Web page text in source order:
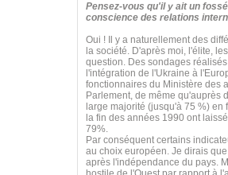
Pensez-vous qu'il y ait un
conscience des relations
Oui ! Il y a naturellement des
la société. D'après moi, l'élite,
question. Des sondages
l'intégration de l'Ukraine à
fonctionnaires du Ministère des
Parlement, de même qu'auprès
large majorité (jusqu'à 75 %)
la fin des années 1990 ont
79%.
Par conséquent certains
au choix européen. Je dirais
après l'indépendance du pays.